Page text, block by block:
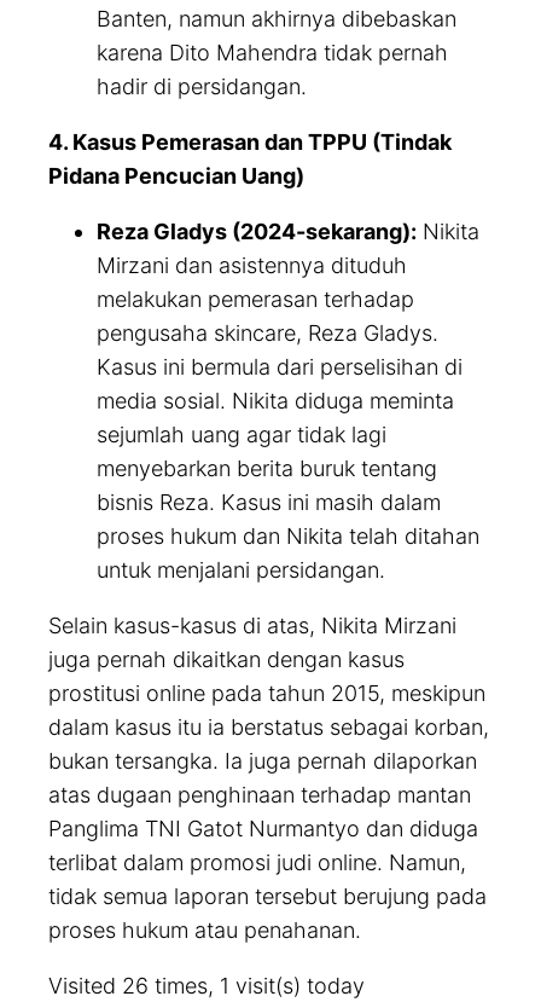
Banten, namun akhirnya dibebaskan
karena Dito Mahendra tidak pernah
hadir di persidangan.
4. Kasus Pemerasan dan TPPU (Tindak
Pidana Pencucian Uang)
Reza Gladys (2024-sekarang): Nikita
Mirzani dan asistennya dituduh
melakukan pemerasan terhadap
pengusaha skincare, Reza Gladys.
Kasus ini bermula dari perselisihan di
media sosial. Nikita diduga meminta
sejumlah uang agar tidak lagi
menyebarkan berita buruk tentang
bisnis Reza. Kasus ini masih dalam
proses hukum dan Nikita telah ditahan
untuk menjalani persidangan.
Selain kasus-kasus di atas, Nikita Mirzani
juga pernah dikaitkan dengan kasus
prostitusi online pada tahun 2015, meskipun
dalam kasus itu ia berstatus sebagai korban,
bukan tersangka. Ia juga pernah dilaporkan
atas dugaan penghinaan terhadap mantan
Panglima TNI Gatot Nurmantyo dan diduga
terlibat dalam promosi judi online. Namun,
tidak semua laporan tersebut berujung pada
proses hukum atau penahanan.
Visited 26 times, 1 visit(s) today